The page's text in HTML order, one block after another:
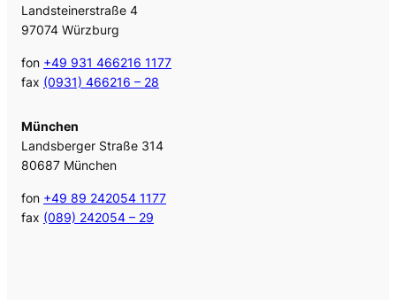
Landsteinerstraße 4
97074 Würzburg
fon +49 931 466216 1177
fax (0931) 466216 – 28
München
Landsberger Straße 314
80687 München
fon +49 89 242054 1177
fax (089) 242054 – 29